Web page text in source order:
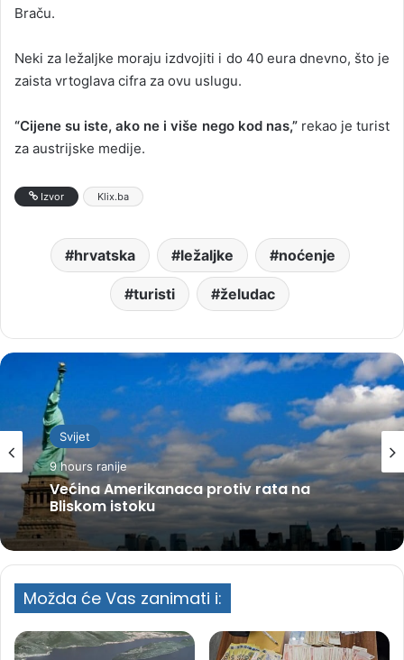
Braču.
Neki za ležaljke moraju izdvojiti i do 40 eura dnevno, što je
zaista vrtoglava cifra za ovu uslugu.
“Cijene su iste, ako ne i više nego kod nas,”rekao je turist
za austrijske medije.
Izvor Klix.ba
hrvatska ležaljke noćenje
turisti želudac
Svijet
9 hours ranije
Većina Amerikanaca protiv rata na
Bliskom istoku
Možda će Vas zanimati i: